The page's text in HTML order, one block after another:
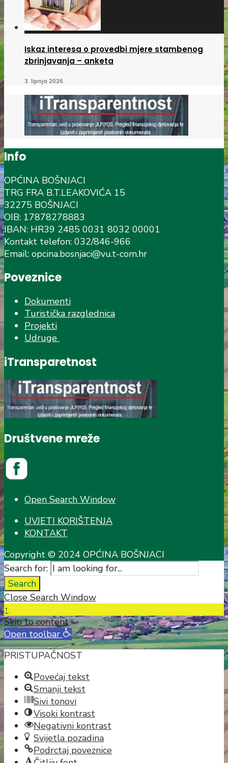
Iskaz interesa o provedbi mjere stambenog
zbrinjavanja – anketa
3. lipnja 2026.
Info
OPĆINA BOŠNJACI
TRG FRA B.T.LEAKOVIĆA 15
32275 BOŠNJACI
OIB: 17878278883
IBAN: HR39 2485 0031 8032 00001
Kontakt telefon: 032/846-966
Email: opcina.bosnjaci@vu.t-com.hr
Poveznice
Dokumenti
Turistička razglednica
Projekti
Udruge
iTransparetnost
Društvene mreže
Open Search Window
UVJETI KORIŠTENJA
KONTAKT
Copyright © 2024 OPĆINA BOŠNJACI
Search for:
Search
Close Search Window
↑
Skip to content
Open toolbar
PRISTUPAČNOST
Povećaj tekst
Smanji tekst
Sivi tonovi
Visoki kontrast
Negativni kontrast
Svijetla pozadina
Podrctaj poveznice